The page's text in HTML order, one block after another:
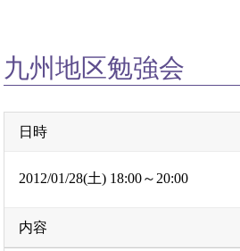
九州地区勉強会
日時
2012/01/28(土) 18:00～20:00
内容